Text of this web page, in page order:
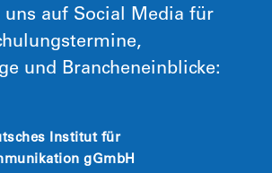
uns auf Social Media für
und Brancheneinblicke:
Institut für
gGmbH